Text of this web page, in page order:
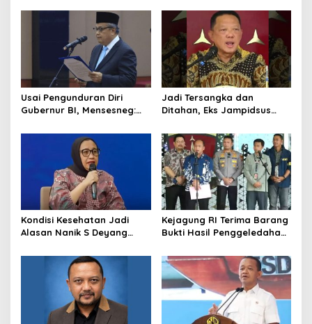
Dukung Berbagai Operasi
Pangkalan TNI AU
Usai Pengunduran Diri
Gubernur BI, Mensesneg:
Pemberhentian dengan
Jadi Tersangka dan
Ditahan, Eks Jampidsus
Kriminalisasi
Kondisi Kesehatan Jadi
Alasan Nanik S Deyang
Tunjuk Wamentan
Sudaryono
Kejagung RI Terima Barang
Bukti Hasil Penggeledahan
Keaslian